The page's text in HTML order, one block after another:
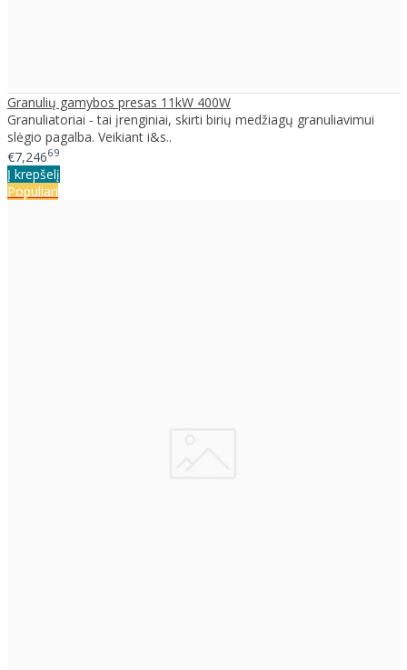
Granulių gamybos presas 11kW 400W
Granuliatoriai - tai įrenginiai, skirti birių medžiagų granuliavimui
slėgio pagalba. Veikiant i&s..
€7,24669
Į krepšelį
Populiari